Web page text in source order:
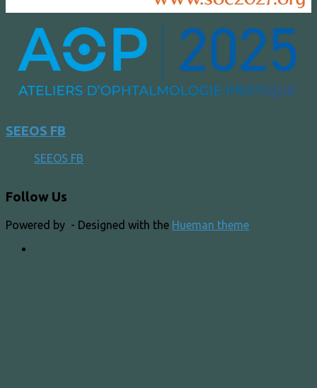
SEEOS FB
SEEOS FB
Follow Us
Powered by - Designed with the Hueman theme